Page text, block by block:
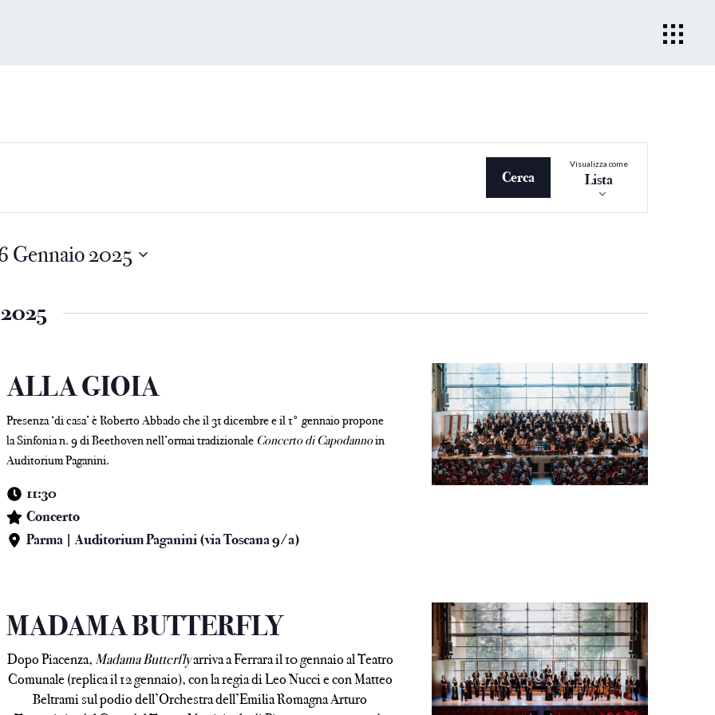
Cerca
Evento
Viste
Visualizza come
Lista
Gennaio 2025
ALLA GIOIA
Presenza ‘di casa’ è Roberto Abbado che il 31 dicembre e il 1° gennaio propone
la Sinfonia n. 9 di Beethoven nell’ormai tradizionale Concerto di Capodannoin
Auditorium Paganini.
11:30
Concerto
Parma | Auditorium Paganini (via Toscana 9/a)
MADAMA BUTTERFLY
Dopo Piacenza,Madama Butterflyarriva a Ferrara il 10 gennaio al Teatro
Comunale (replica il 12 gennaio), con la regia di Leo Nucci e con Matteo
Beltrami sul podio dell’Orchestra dell’Emilia Romagna Arturo